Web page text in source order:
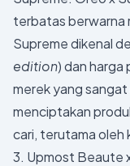
terbatas berwarna
Supreme dikenal
edition) dan harga
merek yang
menciptakan
cari, terutama
3. Upmost Beaute